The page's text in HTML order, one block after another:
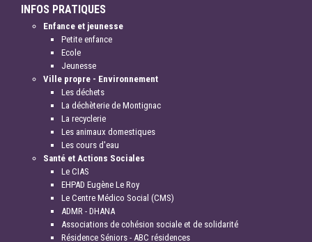
INFOS PRATIQUES
Enfance et jeunesse
Petite enfance
Ecole
Jeunesse
Ville propre - Environnement
Les déchets
La déchèterie de Montignac
La recyclerie
Les animaux domestiques
Les cours d'eau
Santé et Actions Sociales
Le CIAS
EHPAD Eugène Le Roy
Le Centre Médico Social (CMS)
ADMR - DHANA
Associations de cohésion sociale et de solidarité
Résidence Séniors - ABC résidences